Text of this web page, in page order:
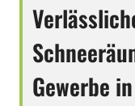
Gewerbe